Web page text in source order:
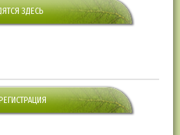
ЗДЕСЬ